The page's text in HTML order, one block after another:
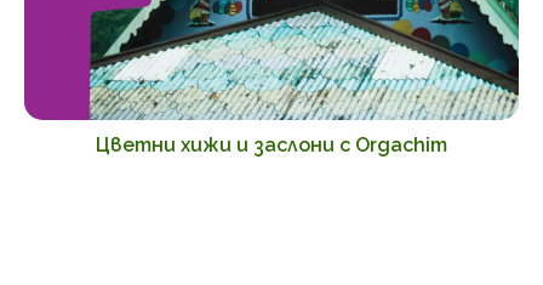
Цветни хижи и заслони с Orgachim